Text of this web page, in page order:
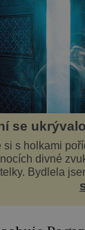
se
si s holkami
divné
Bydlela
bavilo nás